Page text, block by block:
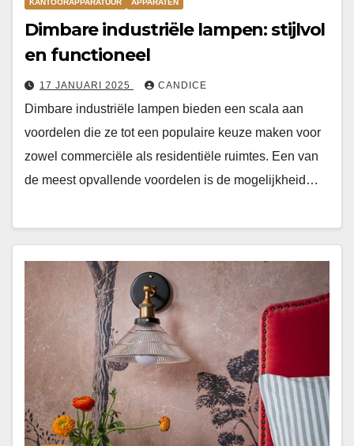
Dimbare industriële lampen: stijlvol
en functioneel
17 JANUARI 2025 CANDICE
Dimbare industriële lampen bieden een scala aan
voordelen die ze tot een populaire keuze maken voor
zowel commerciële als residentiële ruimtes. Een van
de meest opvallende voordelen is de mogelijkheid…